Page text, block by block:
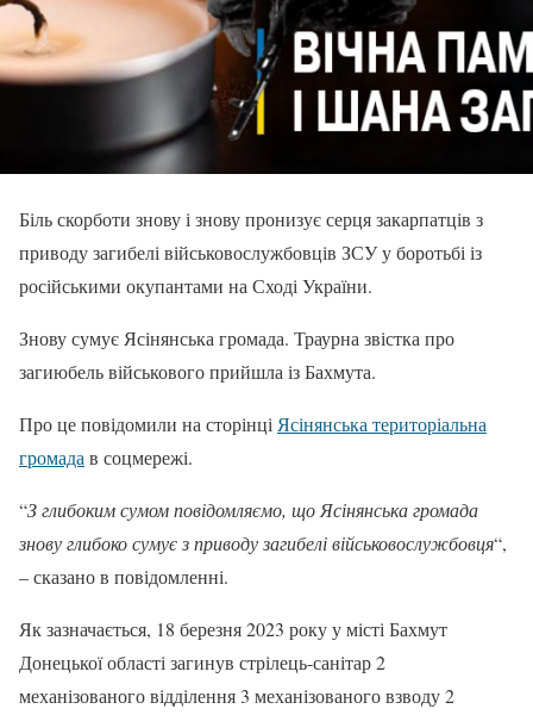
Біль скорботи знову і знову пронизує серця закарпатців з
приводу загибелі військовослужбовців ЗСУ у боротьбі із
російськими окупантами на Сході України.
Знову сумує Ясінянська громада. Траурна звістка про
загиюбель військового прийшла із Бахмута.
Про це повідомили на сторінці Ясінянська територіальна
громада в соцмережі.
“З глибоким сумом повідомляємо, що Ясінянська громада
знову глибоко сумує з приводу загибелі військовослужбовця“,
– сказано в повідомленні.
Як зазначається, 18 березня 2023 року у місті Бахмут
Донецької області загинув стрілець-санітар 2
механізованого відділення 3 механізованого взводу 2